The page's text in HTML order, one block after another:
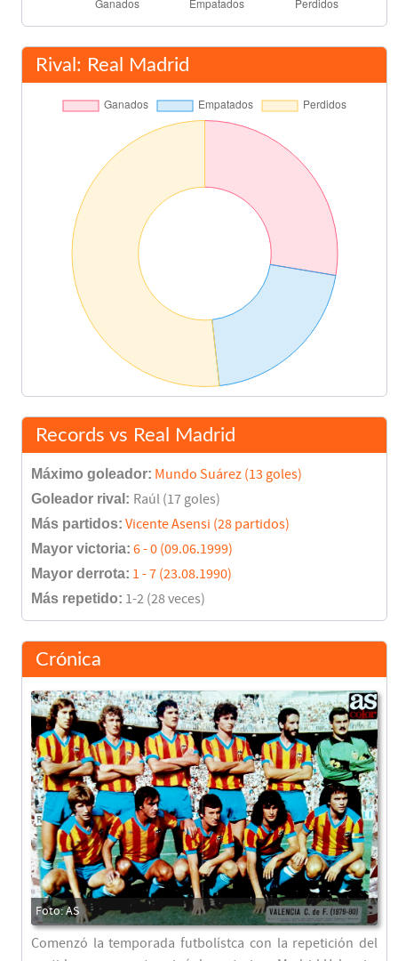
Rival: Real Madrid
Records vs Real Madrid
Máximo goleador: Mundo Suárez (13 goles)
Goleador rival: Raúl (17 goles)
Más partidos: Vicente Asensi (28 partidos)
Mayor victoria: 6 - 0 (09.06.1999)
Mayor derrota: 1 - 7 (23.08.1990)
Más repetido: 1-2 (28 veces)
Crónica
Comenzó la temporada futbolístca con la repetición del